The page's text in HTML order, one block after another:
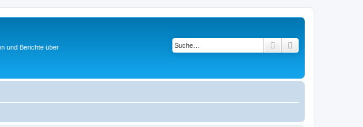
und Berichte über
Suche